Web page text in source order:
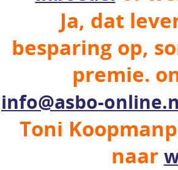
Ja, dat
besparing op,
premie.
info@asbo-
Toni
naar